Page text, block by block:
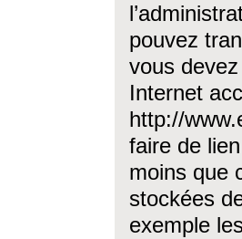
pouvez
vous
Internet
http://
faire de
moins que
stockées
exemple